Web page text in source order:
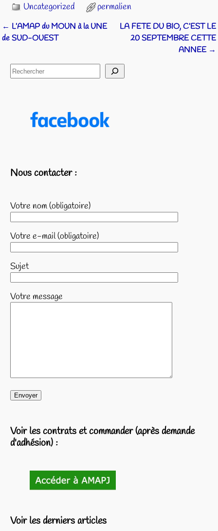
Uncategorized permalien
Navigation des articles
← L’AMAP du MOUN à la UNE
de SUD-OUEST
LA FETE DU BIO, C’EST LE
20 SEPTEMBRE CETTE
ANNEE →
Nous contacter :
Votre nom (obligatoire)
Votre e-mail (obligatoire)
Sujet
Votre message
Voir les contrats et commander (après demande
d'adhésion) :
Voir les derniers articles